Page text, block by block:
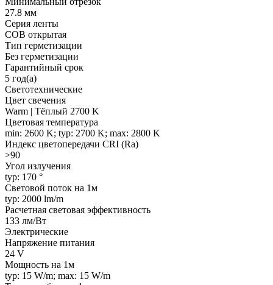
27.8 мм
Серия ленты
COB открытая
Тип герметизации
Без герметизации
Гарантийный срок
5 год(а)
Светотехнические
Цвет свечения
Warm | Тёплый 2700 K
Цветовая температура
min: 2600 K; typ: 2700 K; max: 2800 K
Индекс цветопередачи CRI (Ra)
>90
Угол излучения
typ: 170 °
Световой поток на 1м
typ: 2000 lm/m
Расчетная световая эффективность
133 лм/Вт
Электрические
Напряжение питания
24 V
Мощность на 1м
typ: 15 W/m; max: 15 W/m